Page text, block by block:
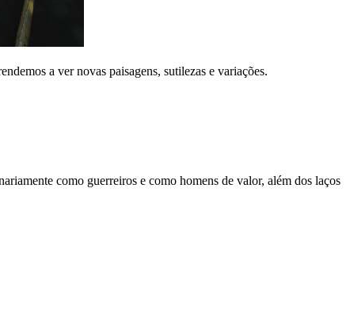
a ver novas paisagens, sutilezas e variações.
como guerreiros e como homens de valor, além dos laços